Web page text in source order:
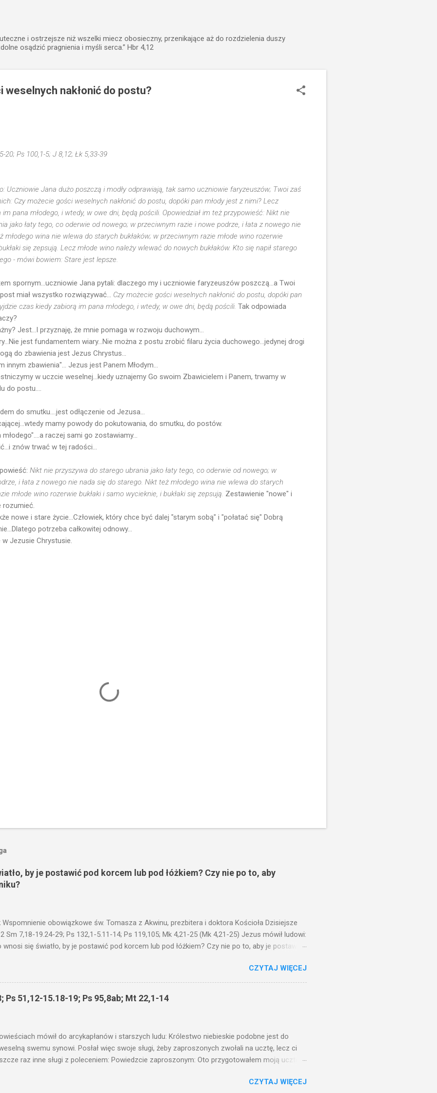
i ostrzejsze niż wszelki miecz obosieczny, przenikające aż do rozdzielenia duszy
osądzić pragnienia i myśli serca.” Hbr 4,12
weselnych nakłonić do postu?
20; Ps 100,1-5; J 8,12; Łk 5,33-39
Uczniowie Jana dużo poszczą i modły odprawiają, tak samo uczniowie faryzeuszów; Twoi zaś
Czy możecie gości weselnych nakłonić do postu, dopóki pan młody jest z nimi? Lecz
pana młodego, i wtedy, w owe dni, będą pościli. Opowiedział im też przypowieść: Nikt nie
jako łaty tego, co oderwie od nowego; w przeciwnym razie i nowe podrze, i łata z nowego nie
młodego wina nie wlewa do starych bukłaków; w przeciwnym razie młode wino rozerwie
się zepsują. Lecz młode wino należy wlewać do nowych bukłaków. Kto się napił starego
- mówi bowiem: Stare jest lepsze.
spornym...uczniowie Jana pytali: dlaczego my i uczniowie faryzeuszów poszczą...a Twoi
miał wszystko rozwiązywać... Czy możecie gości weselnych nakłonić do postu, dopóki pan
czas kiedy zabiorą im pana młodego, i wtedy, w owe dni, będą pościli. Tak odpowiada
Jest...I przyznaję, że mnie pomaga w rozwoju duchowym...
jest fundamentem wiary...Nie można z postu zrobić filaru życia duchowego...jedynej drogi
do zbawienia jest Jezus Chrystus...
innym zbawienia"... Jezus jest Panem Młodym...
w uczcie weselnej...kiedy uznajemy Go swoim Zbawicielem i Panem, trwamy w
do postu....
do smutku....jest odłączenie od Jezusa...
mamy powody do pokutowania, do smutku, do postów.
raczej sami go zostawiamy...
znów trwać w tej radości...
Nikt nie przyszywa do starego ubrania jako łaty tego, co oderwie od nowego; w
i łata z nowego nie nada się do starego. Nikt też młodego wina nie wlewa do starych
młode wino rozerwie bukłaki i samo wycieknie, i bukłaki się zepsują. Zestawienie "nowe" i
rozumieć.
nowe i stare życie...Człowiek, który chce być dalej "starym sobą" i "połatać się" Dobrą
potrzeba całkowitej odnowy...
Jezusie Chrystusie.
by je postawić pod korcem lub pod łóżkiem? Czy nie po to, aby
Wspomnienie obowiązkowe św. Tomasza z Akwinu, prezbitera i doktora Kościoła Dzisiejsze
Sm 7,18-19.24-29; Ps 132,1-5.11-14; Ps 119,105; Mk 4,21-25 (Mk 4,21-25) Jezus mówił ludowi:
wnosi się światło, by je postawić pod korcem lub pod łóżkiem? Czy nie po to, aby je postawić
I mówił im: Uważajcie na to, czego słuchacie. Taką samą miarą, jaką wy mierzycie,
i jeszcze wam dołożą. Bo kto ma, temu będzie dane; a kto nie ma, pozbawią go i tego, co
fragmencie z Ewangelii Jezus kontynuuje przypowieści.... Czy po to wnosi się światło,
pod korcem lub pod łóżkiem? Czy nie po to, aby je postawić na świeczniku? Nie ma
CZYTAJ WIĘCEJ
Ps 51,12-15.18-19; Ps 95,8ab; Mt 22,1-14
mówił do arcykapłanów i starszych ludu: Królestwo niebieskie podobne jest do
swemu synowi. Posłał więc swoje sługi, żeby zaproszonych zwołali na ucztę, lecz ci
raz inne sługi z poleceniem: Powiedzcie zaproszonym: Oto przygotowałem moją ucztę:
a inni pochwycili jego sługi i znieważywszy [ich], pozabijali. Na to król uniósł się
CZYTAJ WIĘCEJ